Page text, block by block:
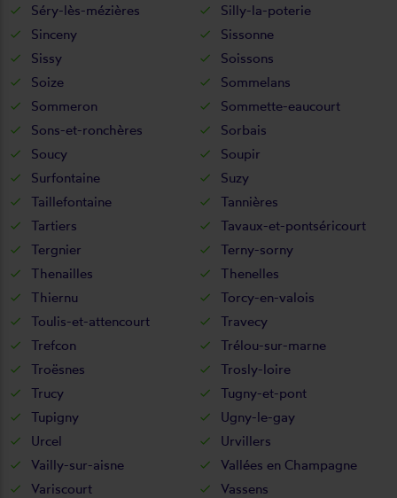
Séry-lès-mézières
Silly-la-poterie
Sinceny
Sissonne
Sissy
Soissons
Soize
Sommelans
Sommeron
Sommette-eaucourt
Sons-et-ronchères
Sorbais
Soucy
Soupir
Surfontaine
Suzy
Taillefontaine
Tannières
Tartiers
Tavaux-et-pontséricourt
Tergnier
Terny-sorny
Thenailles
Thenelles
Thiernu
Torcy-en-valois
Toulis-et-attencourt
Travecy
Trefcon
Trélou-sur-marne
Troësnes
Trosly-loire
Trucy
Tugny-et-pont
Tupigny
Ugny-le-gay
Urcel
Urvillers
Vailly-sur-aisne
Vallées en Champagne
Variscourt
Vassens